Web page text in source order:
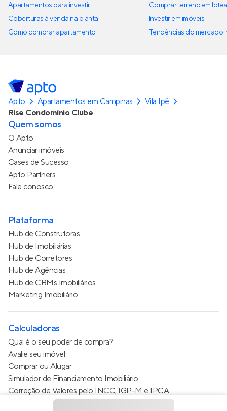
Apartamentos para investir
Coberturas à venda na planta
Como comprar apartamento
Comprar terreno em
Investir em imóveis
Tendências do mercado
Apto Apartamentos em Campinas
Vila Ipê
Rise Condomínio Clube
Quem somos
O Apto
Anunciar imóveis
Cases de Sucesso
Apto Partners
Fale conosco
Plataforma
Hub de Construtoras
Hub de Imobiliárias
Hub de Corretores
Hub de Agências
Hub de CRMs Imobiliários
Marketing Imobiliário
Calculadoras
Qual é o seu poder de compra?
Avalie seu imóvel
Comprar ou Alugar
Simulador de Financiamento Imobiliário
Correção de Valores pelo INCC, IGP-M e IPCA
Estimativa de valor do condomínio